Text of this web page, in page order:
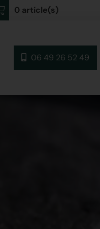
0 article(s)
06 49 26 52 49